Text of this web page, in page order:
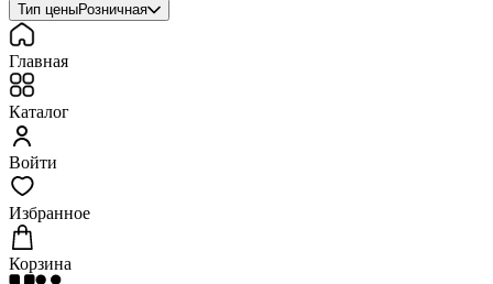
Тип ценыРозничная
Главная
Каталог
Войти
Избранное
Корзина